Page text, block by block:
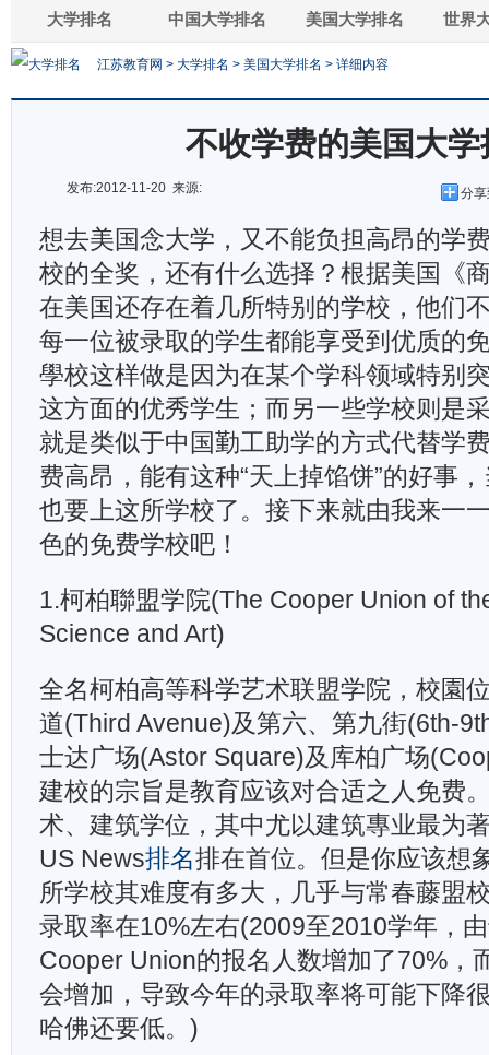
大学排名 中国大学排名 美国大学排名 世界
江苏教育网 > 大学排名 > 美国大学排名 > 详细内容
不收学费的美国大学
发布:2012-11-20 来源: 分
想去美国念大学，又不能负担高昂的学
校的全奖，还有什么选择？根据美国《
在美国还存在着几所特别的学校，他们
每一位被录取的学生都能享受到优质的
學校这样做是因为在某个学科领域特别
这方面的优秀学生；而另一些学校则是
就是类似于中国勤工助学的方式代替学
费高昂，能有这种“天上掉馅饼”的好事
也要上这所学校了。接下来就由我来一
色的免费学校吧！
1.柯柏聯盟学院(The Cooper Union of
Science and Art)
全名柯柏高等科学艺术联盟学院，校園
道(Third Avenue)及第六、第九街(6th-
士达广场(Astor Square)及库柏广场
建校的宗旨是教育应该对合适之人免费
术、建筑学位，其中尤以建筑專业最为
US News排名排在首位。但是你应该想
所学校其难度有多大，几乎与常春藤盟
录取率在10%左右(2009至2010学年，
Cooper Union的报名人数增加了70%，
会增加，导致今年的录取率将可能下降
哈佛还要低。)